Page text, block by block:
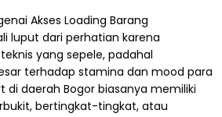
Akses Loading Barang
luput dari perhatian karena
yang sepele, padahal
terhadap stamina dan mood para
di daerah Bogor biasanya memiliki
bertingkat-tingkat, atau